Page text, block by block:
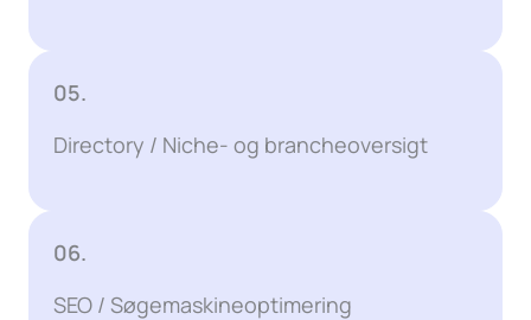
05.
Directory / Niche- og brancheoversigt
06.
SEO / Søgemaskineoptimering